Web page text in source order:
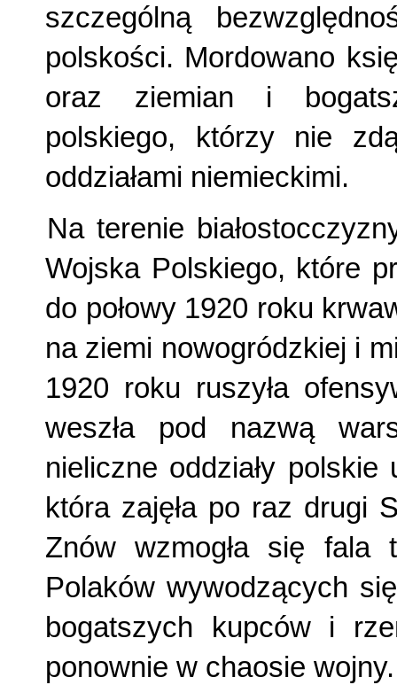
szczególną
polskości. Mordowano
oraz ziemian i
polskiego, którzy nie
oddziałami niemieckimi.
Na terenie
Wojska Polskiego, które
do połowy 1920 roku
na ziemi nowogródzkiej i
1920 roku ruszyła
weszła pod nazwą
nieliczne oddziały polskie
która zajęła po raz drugi
Znów wzmogła się fala
Polaków wywodzących
bogatszych kupców i
ponownie w chaosie wojny.